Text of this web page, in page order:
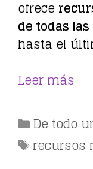
ofrece
de todas
hasta el
Leer más
De todo
Etiquetas
recursos